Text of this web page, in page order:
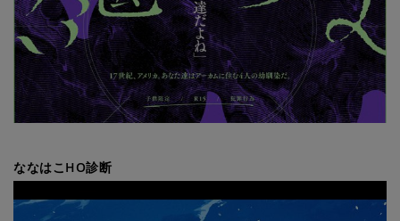
ななはこHO診断